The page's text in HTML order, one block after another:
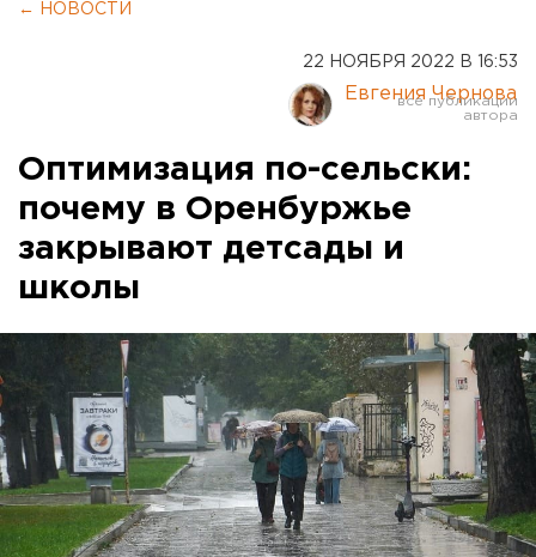
← НОВОСТИ
22 НОЯБРЯ 2022 В 16:53
Евгения Чернова
Оптимизация по-сельски:
почему в Оренбуржье
закрывают детсады и
школы